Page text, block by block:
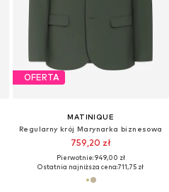
OFERTA
MATINIQUE
Regularny krój Marynarka biznesowa
759,20 zł
Pierwotnie: 949,00 zł
Ostatnia najniższa cena:711,75 zł